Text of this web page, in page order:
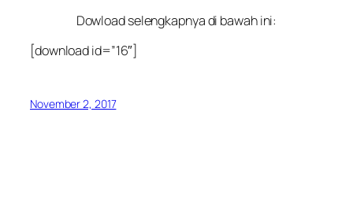
Dowload selengkapnya di bawah ini:
[download id=”16″]
November 2, 2017